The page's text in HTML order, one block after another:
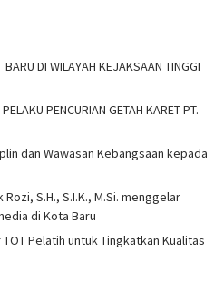
DI WILAYAH KEJAKSAAN TINGGI
PENCURIAN GETAH KARET PT.
dan Wawasan Kebangsaan kepada
S.H., S.I.K., M.Si. menggelar
di Kota Baru
TOT Pelatih untuk Tingkatkan Kualitas